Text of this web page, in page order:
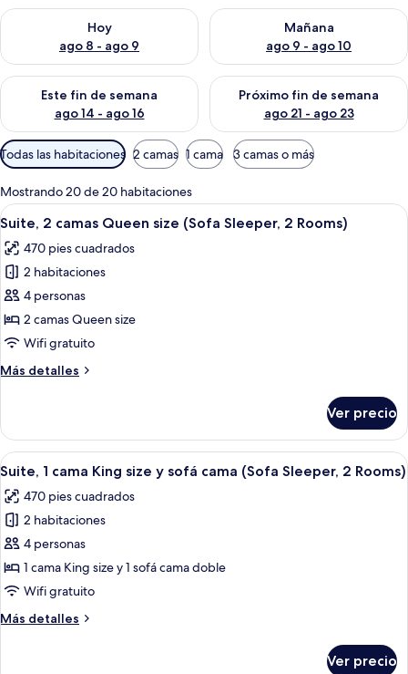
Hoy
ago 8 - ago 9
Consulta la disponibilidad para hoy ago 8 - ago 9
Mañana
ago 9 - ago 10
Consulta la disponibilidad
Este fin de semana
ago 14 - ago 16
Consulta la disponibilidad para este fin de semana ago 14 -
Próximo fin de semana
ago 21 - ago 23
Consulta la disponibilidad
Filtros
disponibles
para
las
habitaciones
Todas las habitaciones 2 camas 1 cama 3 camas o más
Mostrando 20 de 20 habitaciones
Abrir
todas
las
fotos
de
Suite,
2
Queen
Sleeper,
2
Rooms)
Habitación de hotel con televisión
6
Suite, 2 camas Queen size (Sofa Sleeper, 2 Rooms)
470 pies cuadrados
2 habitaciones
4 personas
2 camas Queen size
Wifi gratuito
Más detalles
Más
2
camas
Queen
(Sofa
Sleeper,
Rooms)
Ver precio
Abrir
todas
las
fotos
de
Suite,
1
King
Habitación de hotel con sofá, una
6
Suite, 1 cama King size y sofá cama (Sofa Sleeper, 2 Rooms)
470 pies cuadrados
2 habitaciones
4 personas
1 cama King size y 1 sofá cama doble
Wifi gratuito
Más detalles
Más
Ver precio